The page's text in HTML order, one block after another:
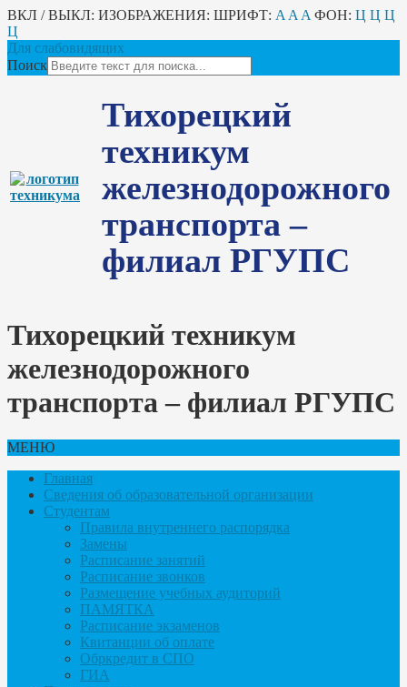
ВКЛ / ВЫКЛ: ИЗОБРАЖЕНИЯ: ШРИФТ: A A A ФОН: Ц Ц Ц
Ц
Для слабовидящих
Поиск
Тихорецкий
техникум
железнодорожного
транспорта –
филиал РГУПС
Тихорецкий техникум
железнодорожного
транспорта – филиал РГУПС
МЕНЮ
Главная
Сведения об образовательной организации
Студентам
Правила внутреннего распорядка
Замены
Расписание занятий
Расписание звонков
Размещение учебных аудиторий
ПАМЯТКА
Расписание экзаменов
Квитанции об оплате
Обркредит в СПО
ГИА